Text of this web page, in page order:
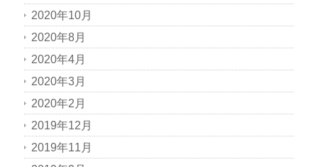
2020年10月
2020年8月
2020年4月
2020年3月
2020年2月
2019年12月
2019年11月